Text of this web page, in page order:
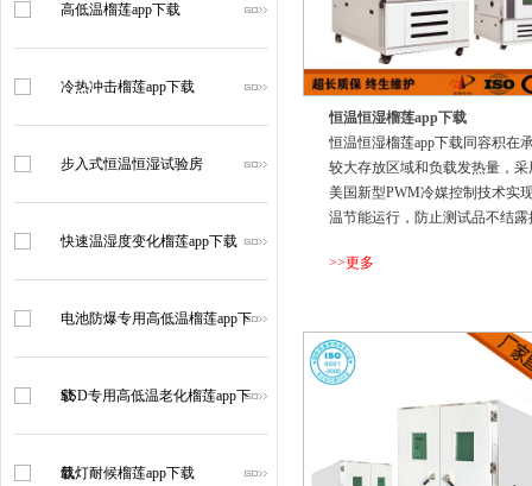
高低温榴莲app下载
冷热冲击榴莲app下载
步入式恒温恒湿试验房
快速温湿度变化榴莲app下载
电池防爆专用高低温榴莲app下
载
SSD专用高低温老化榴莲app下
载
氙灯耐候榴莲app下载
恒温恒湿榴莲app下载
恒温恒湿榴莲app下载同容积在
较大存放区域和负载发热量，
美国新型PWM冷媒控制技术实
温节能运行，防止测试品不结
...
>>更多